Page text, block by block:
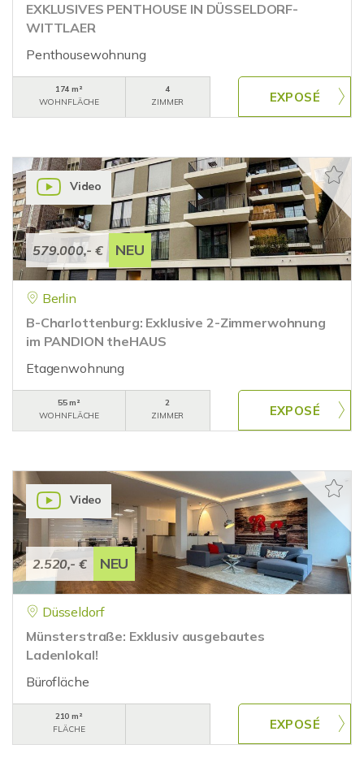
EXKLUSIVES PENTHOUSE IN DÜSSELDORF-
WITTLAER
Penthousewohnung
174 m²
WOHNFLÄCHE
4
ZIMMER
579.000,- € NEU
Video
Berlin
B-Charlottenburg: Exklusive 2-Zimmerwohnung
im PANDION theHAUS
Etagenwohnung
55 m²
WOHNFLÄCHE
2
ZIMMER
2.520,- € NEU
Video
Düsseldorf
Münsterstraße: Exklusiv ausgebautes
Ladenlokal!
Bürofläche
210 m²
FLÄCHE